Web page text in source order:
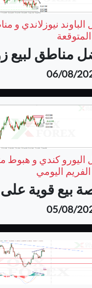
الباوند نيوزلاندي و
المتوقعة
مناطق لبيع
اليورو كندي و هبوط
اليومي
بيع قوية